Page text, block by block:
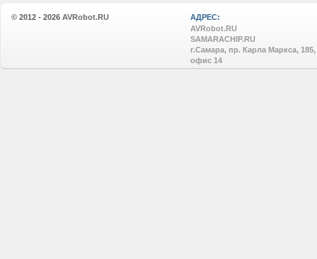
© 2012 - 2026 AVRobot.RU
АДРЕС:
AVRobot.RU
SAMARACHIP.RU
г.Самара, пр. Карла Маркса, 185,
офис 14